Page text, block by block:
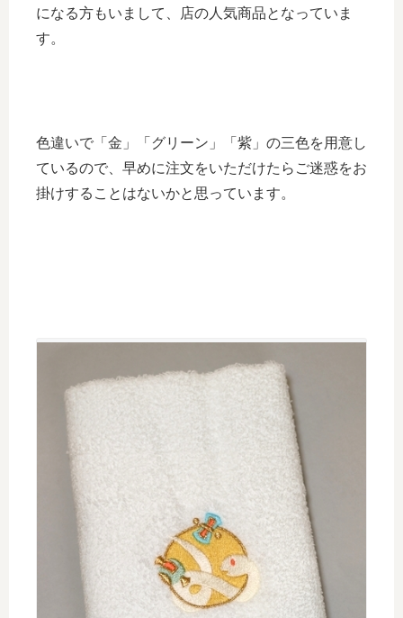
になる方もいまして、店の人気商品となっていま
す。
色違いで「金」「グリーン」「紫」の三色を用意し
ているので、早めに注文をいただけたらご迷惑をお
掛けすることはないかと思っています。